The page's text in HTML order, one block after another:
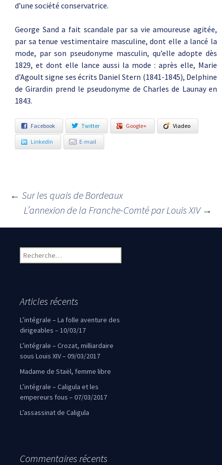
d’une société conservatrice.
George Sand a fait scandale par sa vie amoureuse agitée,
par sa tenue vestimentaire masculine, dont elle a lancé la
mode, par son pseudonyme masculin, qu’elle adopte dès
1829, et dont elle lance aussi la mode : après elle, Marie
d’Agoult signe ses écrits Daniel Stern (1841-1845), Delphine
de Girardin prend le pseudonyme de Charles de Launay en
1843.
Facebook Twitter Google+ Viadeo
LinkedIn E-mail
Navigation des articles
← Sur les quais de Bordeaux
L’annexion de la Franche-Comté par Louis XIV →
Rechercher :
Articles récents
L’intégrale – La folle aventure des
dirigeables – 10/03/17
L’intégrale – Crozat, milliardaire
sous Louis XIV – 09/03/2017
Madame de Staël, femme libre
L’intégrale – Caligula et les
empereurs fous – 07/03/2017
L’assassinat de Caligula
Commentaires récents